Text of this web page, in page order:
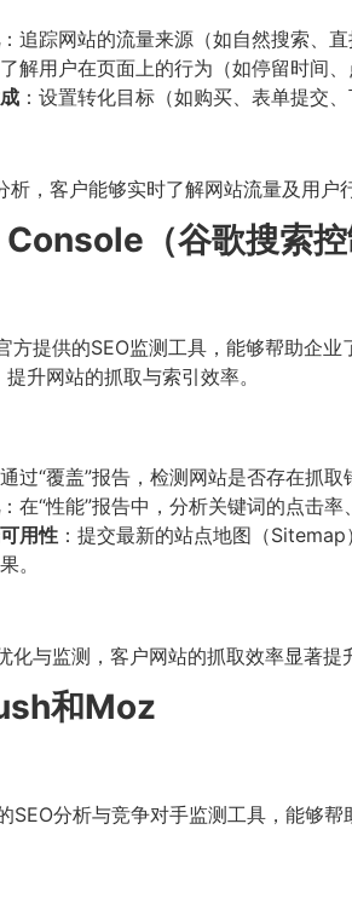
：追踪网站的流量来源（如自然搜索、
解用户在页面上的行为（如停留时间
：设置转化目标（如购买、表单提交
，客户能够实时了解网站流量及用户
（谷歌搜索控
提供的SEO监测工具，能够帮助企
升网站的抓取与索引效率。
通过“覆盖”报告，检测网站是否存在抓
：在“性能”报告中，分析关键词的点击
用性 ：提交最新的站点地图（
。
与监测，客户网站的抓取效率显著提
和Moz
分析与竞争对手监测工具，能够